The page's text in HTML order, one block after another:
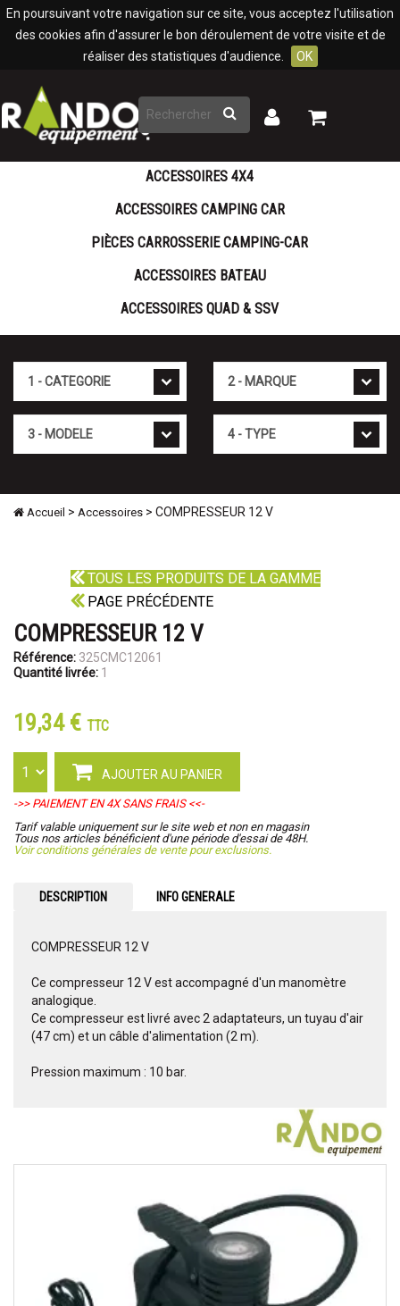
En poursuivant votre navigation sur ce site, vous acceptez l'utilisation
des cookies afin d'assurer le bon déroulement de votre visite et de
réaliser des statistiques d'audience.
OK
Rechercher
Mon
Mon
ACCESSOIRES 4X4
ACCESSOIRES CAMPING CAR
PIÈCES CARROSSERIE CAMPING-CAR
ACCESSOIRES BATEAU
ACCESSOIRES QUAD & SSV
Accueil > Accessoires > COMPRESSEUR 12 V
TOUS LES PRODUITS DE LA GAMME
PAGE PRÉCÉDENTE
COMPRESSEUR 12 V
Référence: 325CMC12061
Quantité livrée: 1
19,34 € TTC
AJOUTER AU PANIER
->> PAIEMENT EN 4X SANS FRAIS <<-
Tarif valable uniquement sur le site web et non en magasin
Tous nos articles bénéficient d'une période d'essai de 48H.
Voir conditions générales de vente pour exclusions.
DESCRIPTION INFO GENERALE
COMPRESSEUR 12 V
Ce compresseur 12 V est accompagné d'un manomètre
analogique.
Ce compresseur est livré avec 2 adaptateurs, un tuyau d'air
(47 cm) et un câble d'alimentation (2 m).
Pression maximum : 10 bar.
Panneau de gestion des cookies